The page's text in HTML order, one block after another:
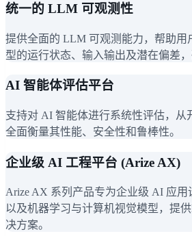
统一的 LLM 可观测性
提供全面的 LLM 可观测能力，帮助用
型的运行状态、输入输出及潜在偏差，
AI 智能体评估平台
支持对 AI 智能体进行系统性评估，从
全面衡量其性能、安全性和鲁棒性。
企业级 AI 工程平台 (Arize AX)
Arize AX 系列产品专为企业级 AI 应
以及机器学习与计算机视觉模型，提
决方案。